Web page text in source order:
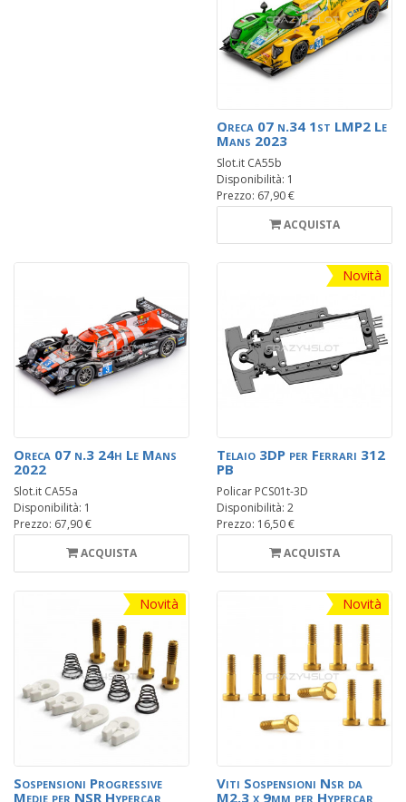
Oreca 07 n.34 1st LMP2 Le
Mans 2023
Slot.it CA55b
Disponibilità: 1
Prezzo: 67,90 €
ACQUISTA
Oreca 07 n.3 24h Le Mans
2022
Slot.it CA55a
Disponibilità: 1
Prezzo: 67,90 €
ACQUISTA
Novità
Telaio 3DP per Ferrari 312
PB
Policar PCS01t-3D
Disponibilità: 2
Prezzo: 16,50 €
ACQUISTA
Novità
Sospensioni Progressive
Medie per NSR Hypercar
Novità
Viti Sospensioni Nsr da
M2.3 x 9mm per Hypercar